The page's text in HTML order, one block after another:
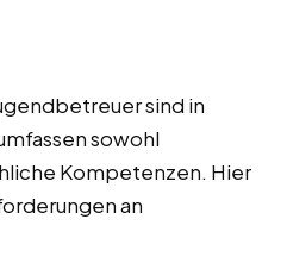
sind in
sowohl
Kompetenzen. Hier
an